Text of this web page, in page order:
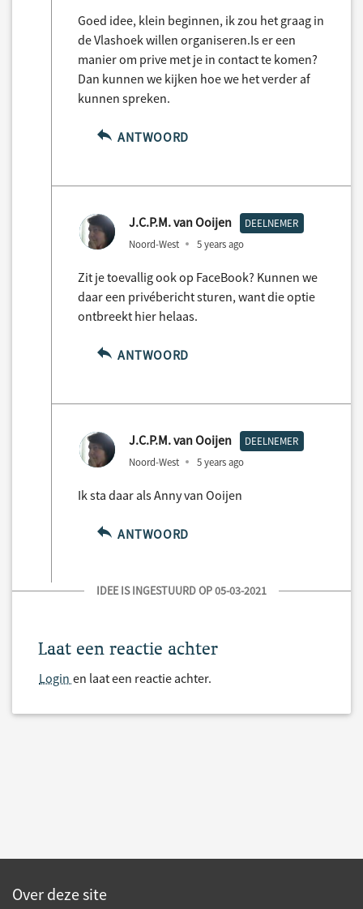
Goed idee, klein beginnen, ik zou het graag in
de Vlashoek willen organiseren.Is er een
manier om prive met je in contact te komen?
Dan kunnen we kijken hoe we het verder af
kunnen spreken.
ANTWOORD
J.C.P.M. van Ooijen DEELNEMER
Noord-West 5 years ago
Zit je toevallig ook op FaceBook? Kunnen we
daar een privébericht sturen, want die optie
ontbreekt hier helaas.
ANTWOORD
J.C.P.M. van Ooijen DEELNEMER
Noord-West 5 years ago
Ik sta daar als Anny van Ooijen
ANTWOORD
IDEE IS INGESTUURD OP 05-03-2021
Laat een reactie achter
Login en laat een reactie achter.
Over deze site